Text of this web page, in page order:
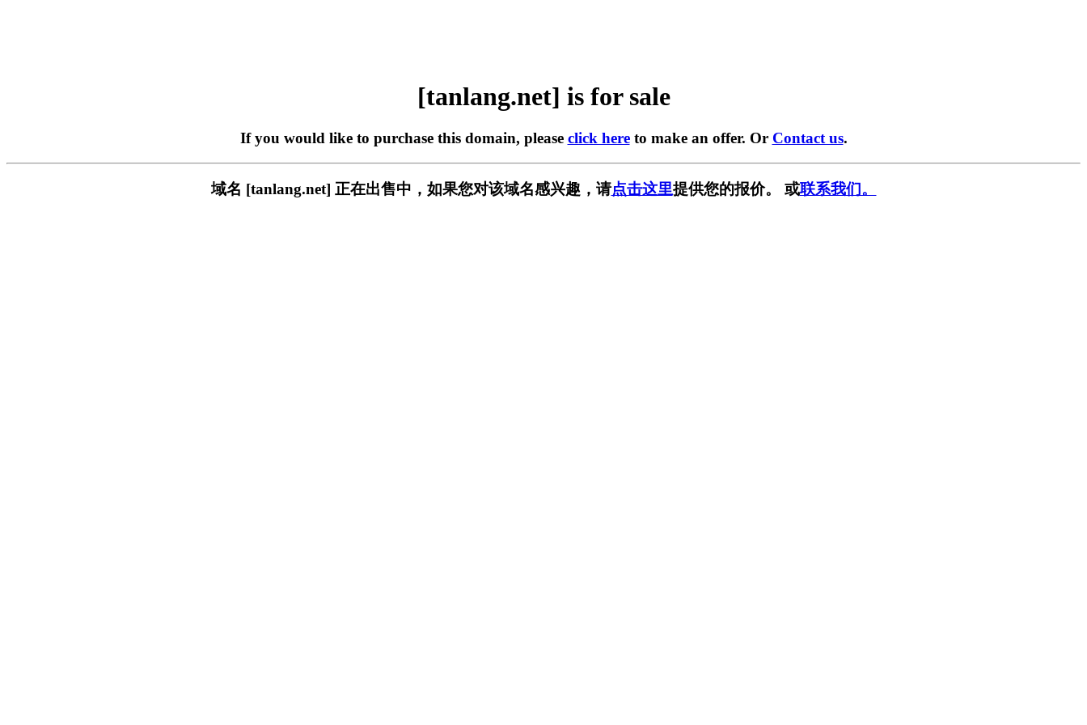
[tanlang.net] is for sale
If you would like to purchase this domain, please click hereto make an offer. Or Contact us.
域名 [tanlang.net] 正在出售中，如果您对该域名感兴趣，请点击这里提供您的报价。 或联系我们。